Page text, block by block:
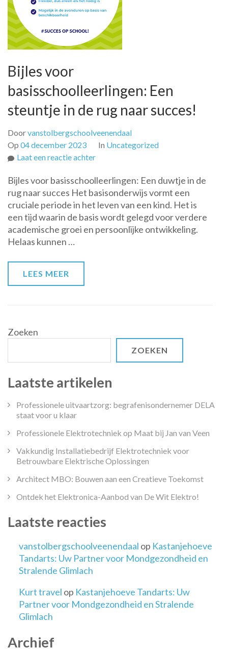
Bijles voor
basisschoolleerlingen: Een
steuntje in de rug naar succes!
Doorvanstolbergschoolveenendaal
Op 04 december 2023 In Uncategorized
Laat een reactie achterop
voor
basisschoolleerlingen:
Een
steuntje
in
Bijles voor basisschoolleerlingen: Een duwtje in de
rug naar succes Het basisonderwijs vormt een
cruciale periode in het leven van een kind. Het is
een tijd waarin de basis wordt gelegd voor verdere
academische groei en persoonlijke ontwikkeling.
Helaas kunnen …
LEES MEER
Zoeken
ZOEKEN
Laatste artikelen
Professionele uitvaartzorg: begrafenisondernemer DELA
staat voor u klaar
Professionele Elektrotechniek op Maat bij Jan van Veen
Vakkundig Installatiebedrijf Elektrotechniek voor
Betrouwbare Elektrische Oplossingen
Architect MBO: Bouwen aan een Creatieve Toekomst
Ontdek het Elektronica-Aanbod van De Wit Elektro!
Laatste reacties
vanstolbergschoolveenendaal op Kastanjehoeve
Tandarts: Uw Partner voor Mondgezondheid en
Stralende Glimlach
Kurt travel op Kastanjehoeve Tandarts: Uw
Partner voor Mondgezondheid en Stralende
Glimlach
Archief